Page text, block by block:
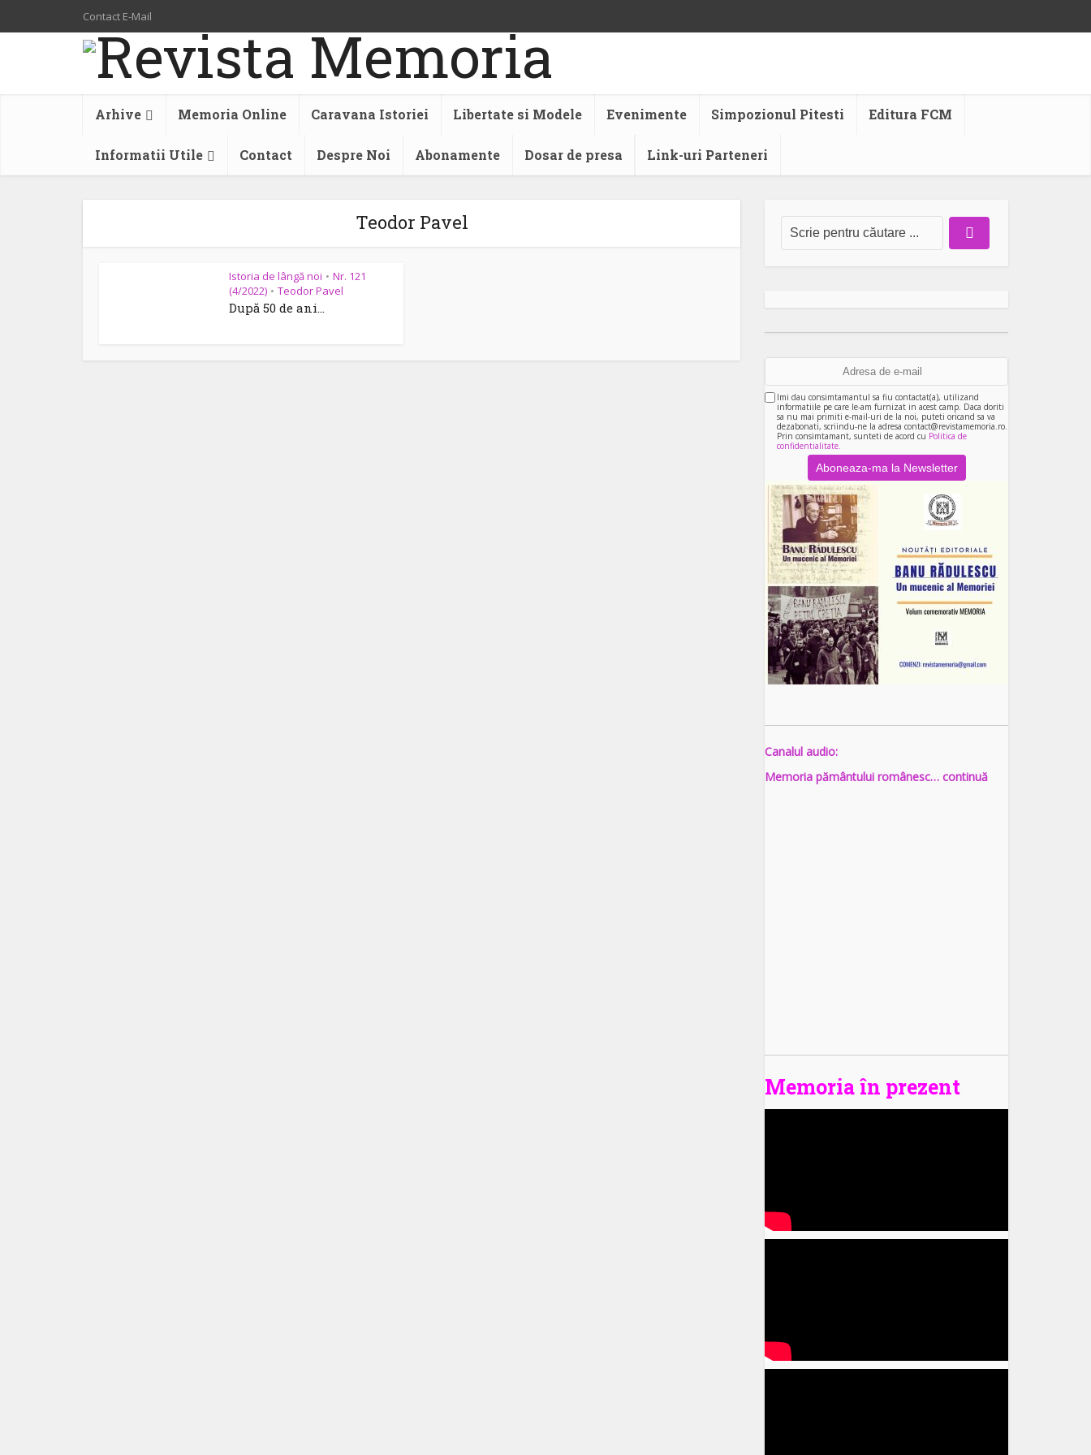
Contact E-Mail
Arhive Memoria Online Caravana Istoriei Libertate si Modele Evenimente Simpozionul Pitesti Editura FCM
Informatii Utile Contact Despre Noi Abonamente Dosar de presa Link-uri Parteneri
Teodor Pavel
Istoria de lângă noi • Nr. 121
(4/2022) • Teodor Pavel
După 50 de ani…
Imi dau consimtamantul sa fiu contactat(a), utilizand
informatiile pe care le-am furnizat in acest camp. Daca doriti
sa nu mai primiti e-mail-uri de la noi, puteti oricand sa va
dezabonati, scriindu-ne la adresa contact@revistamemoria.ro.
Prin consimtamant, sunteti de acord cu Politica de
confidentialitate.
Canalul audio:
Memoria pământului românesc… continuă
Memoria în prezent